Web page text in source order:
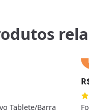
Tablete/Barra